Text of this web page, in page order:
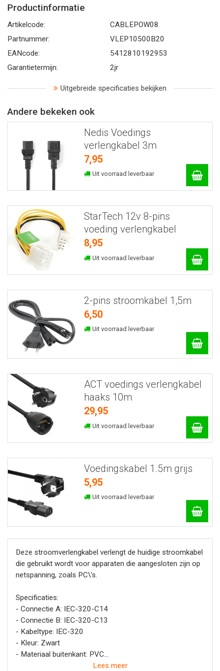
Productinformatie
Artikelcode:
CABLEPOW08
Partnummer:
VLEP10500B20
EANcode:
5412810192953
Garantietermijn:
2jr
Uitgebreide specificaties bekijken
Andere bekeken ook
Nedis Voedings
verlengkabel 3m
7,95
Uit voorraad leverbaar
StarTech 12v 8-pins
voeding verlengkabel
8,95
Uit voorraad leverbaar
2-pins stroomkabel 1,5m
6,50
Uit voorraad leverbaar
ACT voedings verlengkabel
haaks 10m
29,95
Uit voorraad leverbaar
Voedingskabel 1.5m grijs
5,95
Uit voorraad leverbaar
Deze stroomverlengkabel verlengt de huidige stroomkabel
die gebruikt wordt voor apparaten die aangesloten zijn op
netspanning, zoals PC\'s.
Specificaties:
- Connectie A: IEC-320-C14
- Connectie B: IEC-320-C13
- Kabeltype: IEC-320
- Kleur: Zwart
- Materiaal buitenkant: PVC
- Connectordesign - kant A: Recht
Lees meer